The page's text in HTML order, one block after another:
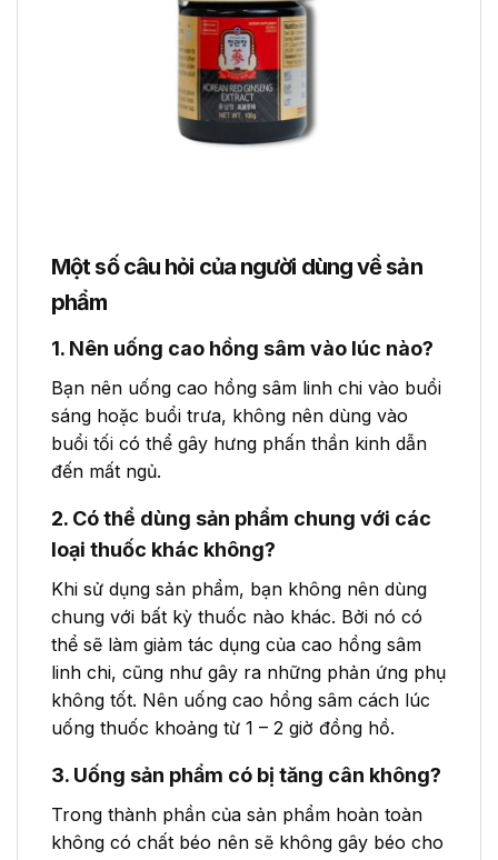
Một số câu hỏi của người dùng về sản
phẩm
1. Nên uống cao hồng sâm vào lúc nào?
Bạn nên uống cao hồng sâm linh chi vào buổi
sáng hoặc buổi trưa, không nên dùng vào
buổi tối có thể gây hưng phấn thần kinh dẫn
đến mất ngủ.
2. Có thể dùng sản phẩm chung với các
loại thuốc khác không?
Khi sử dụng sản phẩm, bạn không nên dùng
chung với bất kỳ thuốc nào khác. Bởi nó có
thể sẽ làm giảm tác dụng của cao hồng sâm
linh chi, cũng như gây ra những phản ứng phụ
không tốt. Nên uống cao hồng sâm cách lúc
uống thuốc khoảng từ 1 – 2 giờ đồng hồ.
3. Uống sản phẩm có bị tăng cân không?
Trong thành phần của sản phẩm hoàn toàn
không có chất béo nên sẽ không gây béo cho